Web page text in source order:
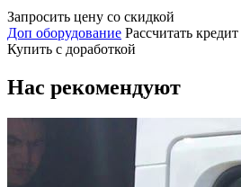
Запросить цену со скидкой
Доп оборудование Рассчитать кредит
Купить с доработкой
Нас рекомендуют